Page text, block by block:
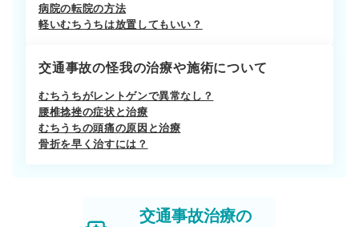
病院の転院の方法
軽いむちうちは放置してもいい？
交通事故の怪我の治療や施術について
むちうちがレントゲンで異常なし？
腰椎捻挫の症状と治療
むちうちの頭痛の原因と治療
骨折を早く治すには？
交通事故治療の